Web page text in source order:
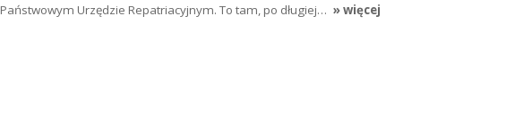
Państwowym Urzędzie Repatriacyjnym. To tam, po długiej… » więcej